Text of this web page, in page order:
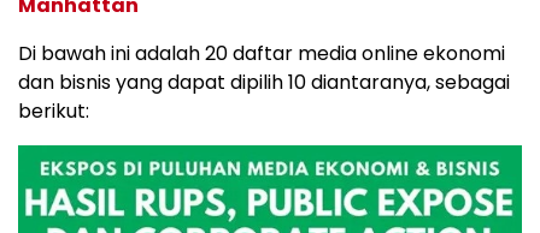
Di bawah ini adalah 20 daftar media online ekonomi
dan bisnis yang dapat dipilih 10 diantaranya, sebagai
berikut: